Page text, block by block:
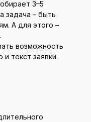
3–5
задача – быть
А для этого –
возможность
и текст заявки.